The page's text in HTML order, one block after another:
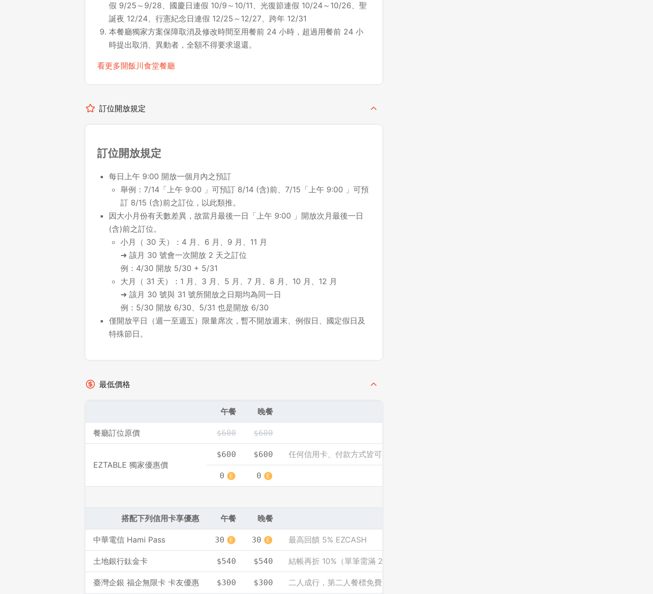
假 9/25～9/28、國慶日連假 10/9～10/11、光復節連假 10/24～10/26、聖
誕夜 12/24、行憲紀念日連假 12/25～12/27、跨年 12/31
本餐廳獨家方案保障取消及修改時間至用餐前 24 小時，超過用餐前 24 小
時提出取消、異動者，全額不得要求退還。
看更多開飯川食堂餐廳
訂位開放規定
訂位開放規定
每日上午 9:00 開放一個月內之預訂
舉例：7/14「上午 9:00 」可預訂 8/14 (含)前、7/15「上午 9:00 」可預
訂 8/15 (含)前之訂位，以此類推。
因大小月份有天數差異，故當月最後一日「上午 9:00 」開放次月最後一日
(含)前之訂位。
小月（ 30 天）：4 月、6 月、9 月、11 月
➜ 該月 30 號會一次開放 2 天之訂位
例：4/30 開放 5/30 + 5/31
大月（ 31 天）：1 月、3 月、5 月、7 月、8 月、10 月、12 月
➜ 該月 30 號與 31 號所開放之日期均為同一日
例：5/30 開放 6/30、5/31 也是開放 6/30
僅開放平日（週一至週五）限量席次，暫不開放週末、例假日、國定假日及
特殊節日。
最低價格
午餐 晚餐
餐廳訂位原價 $600 $600
EZTABLE 獨家優惠價
$600 $600 任何信用卡、付款方式皆可享此優惠價
0 0
搭配下列信用卡享優惠 午餐 晚餐
中華電信 Hami Pass 30 30 最高回饋 5% EZCASH
土地銀行鈦金卡 $540 $540 結帳再折 10%（單筆需滿 2000）
臺灣企銀 福企無限卡 卡友優惠 $300 $300 二人成行，第二人餐標免費（人均計）
確定要登出嗎？